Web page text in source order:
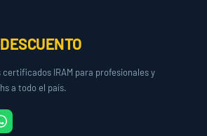
IRAM para profesionales y
a todo el país.